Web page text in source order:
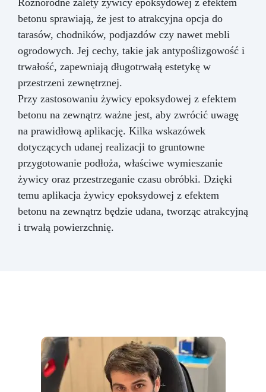
betonu sprawiają, że jest to atrakcyjna opcja do
tarasów, chodników, podjazdów czy nawet mebli
ogrodowych. Jej cechy, takie jak antypoślizgowość i
trwałość, zapewniają długotrwałą estetykę w
przestrzeni zewnętrznej.
Przy zastosowaniu żywicy epoksydowej z efektem
betonu na zewnątrz ważne jest, aby zwrócić uwagę
na prawidłową aplikację. Kilka wskazówek
dotyczących udanej realizacji to gruntowne
przygotowanie podłoża, właściwe wymieszanie
żywicy oraz przestrzeganie czasu obróbki. Dzięki
temu aplikacja żywicy epoksydowej z efektem
betonu na zewnątrz będzie udana, tworząc atrakcyjną
i trwałą powierzchnię.